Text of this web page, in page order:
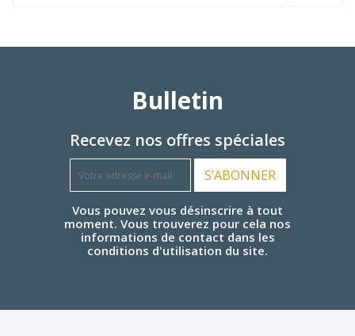
Bulletin
Recevez nos offres spéciales
S’ABONNER
Vous pouvez vous désinscrire à tout
moment. Vous trouverez pour cela nos
informations de contact dans les
conditions d'utilisation du site.